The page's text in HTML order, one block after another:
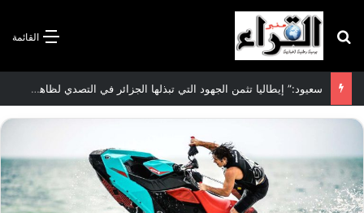
القائمة بحث عن
سعيود:” إيطاليا تثمن الجهود التي تبذلها الجزائر في التصدي لظاهرة الهجرة غير الشرعية”